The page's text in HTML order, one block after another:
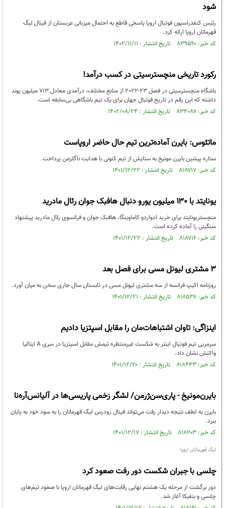
شود
رئیس کنفدراسیون فوتبال اروپا پاسخی قاطع به احتمال میزبانی عربستان از فینال لیگ
قهرمانان اروپا ارائه کرد.
کد خبر: ۸۳۹۵۹۰ تاریخ انتشار : ۱۴۰۲/۱۱/۱۱
رکورد تاریخی منچسترسیتی در کسب درآمد!
باشگاه منچسترسیتی در فصل 23-2022 از منابع مختلف، درآمدی معادل 713 میلیون پوند
داشته که این رقم در تاریخ فوتبال جهان برای یک تیم باشگاهی بی‌سابقه است.
کد خبر: ۸۳۴۰۸۷ تاریخ انتشار : ۱۴۰۲/۰۸/۲۴
ماتئوس: بایرن آماده‌ترین تیم حال حاضر اروپاست
ستاره پیشین بایرن مونیخ به ستایش از تیم کنونی با هدایت ناگلزمن پرداخت.
کد خبر: ۸۱۸۷۱۷ تاریخ انتشار : ۱۴۰۱/۱۲/۲۲
یونایتد با ۱۳۰ میلیون یورو دنبال هافبک جوان رئال مادرید
منچستریونایتد برای خرید ادواردو کاماوینگا، هافبک جوان و فرانسوی رئال مادرید پیشنهاد
سنگینی را آماده کرده است.
کد خبر: ۸۱۸۷۱۶ تاریخ انتشار : ۱۴۰۱/۱۲/۲۲
۳ مشتری لیونل مسی برای فصل بعد
روزنامه اکیپ فرانسه از سه مشتری لیونل مسی در تابستان سال جاری سخن به میان آورد.
کد خبر: ۸۱۸۵۳۸ تاریخ انتشار : ۱۴۰۱/۱۲/۲۱
اینزاگی: تاوان اشتباهات‌مان را مقابل اسپتزیا دادیم
سرمربی تیم فوتبال اینتر به شکست غیرمنتظره تیمش مقابل اسپتزیا در سری A ایتالیا
واکنش نشان داد.
کد خبر: ۸۱۸۴۴۳ تاریخ انتشار : ۱۴۰۱/۱۲/۲۰
بایرن‌مونیخ - پاری‌سن‌ژرمن/ لشگر زخمی پاریسی‌ها در آلیانس‌آره‌نا
بایرن به لطف نتیجه دیدار رفت می‌تواند فینال زودرس لیگ قهرمانان را به سود خود به پایان
ببرد.
کد خبر: ۸۱۸۲۰۳ تاریخ انتشار : ۱۴۰۱/۱۲/۱۷
لیگ قهرمانان اروپا
چلسی با جبران شکست دور رفت صعود کرد
دور برگشت از مرحله یک هشتم نهایی رقابت‌های لیگ قهرمانان اروپا با صعود تیم‌های
چلسی و بنفیکا آغاز شد.